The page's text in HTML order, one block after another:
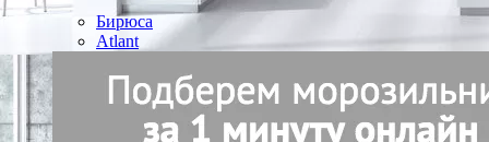
Бирюса
Atlant